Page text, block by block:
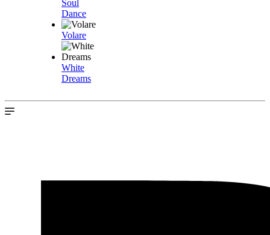
Soul
Dance
Volare
White
Dreams